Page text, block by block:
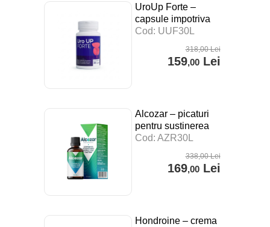
UroUp Forte –
capsule impotriva
prostatitei – 30 cps
Cod: UUF30L
318,00Lei
159,00Lei
Alcozar – picaturi
pentru sustinerea
digestiei, a
impotriva stresului –
Cod: AZR30L
338,00Lei
169,00Lei
Hondroine – crema